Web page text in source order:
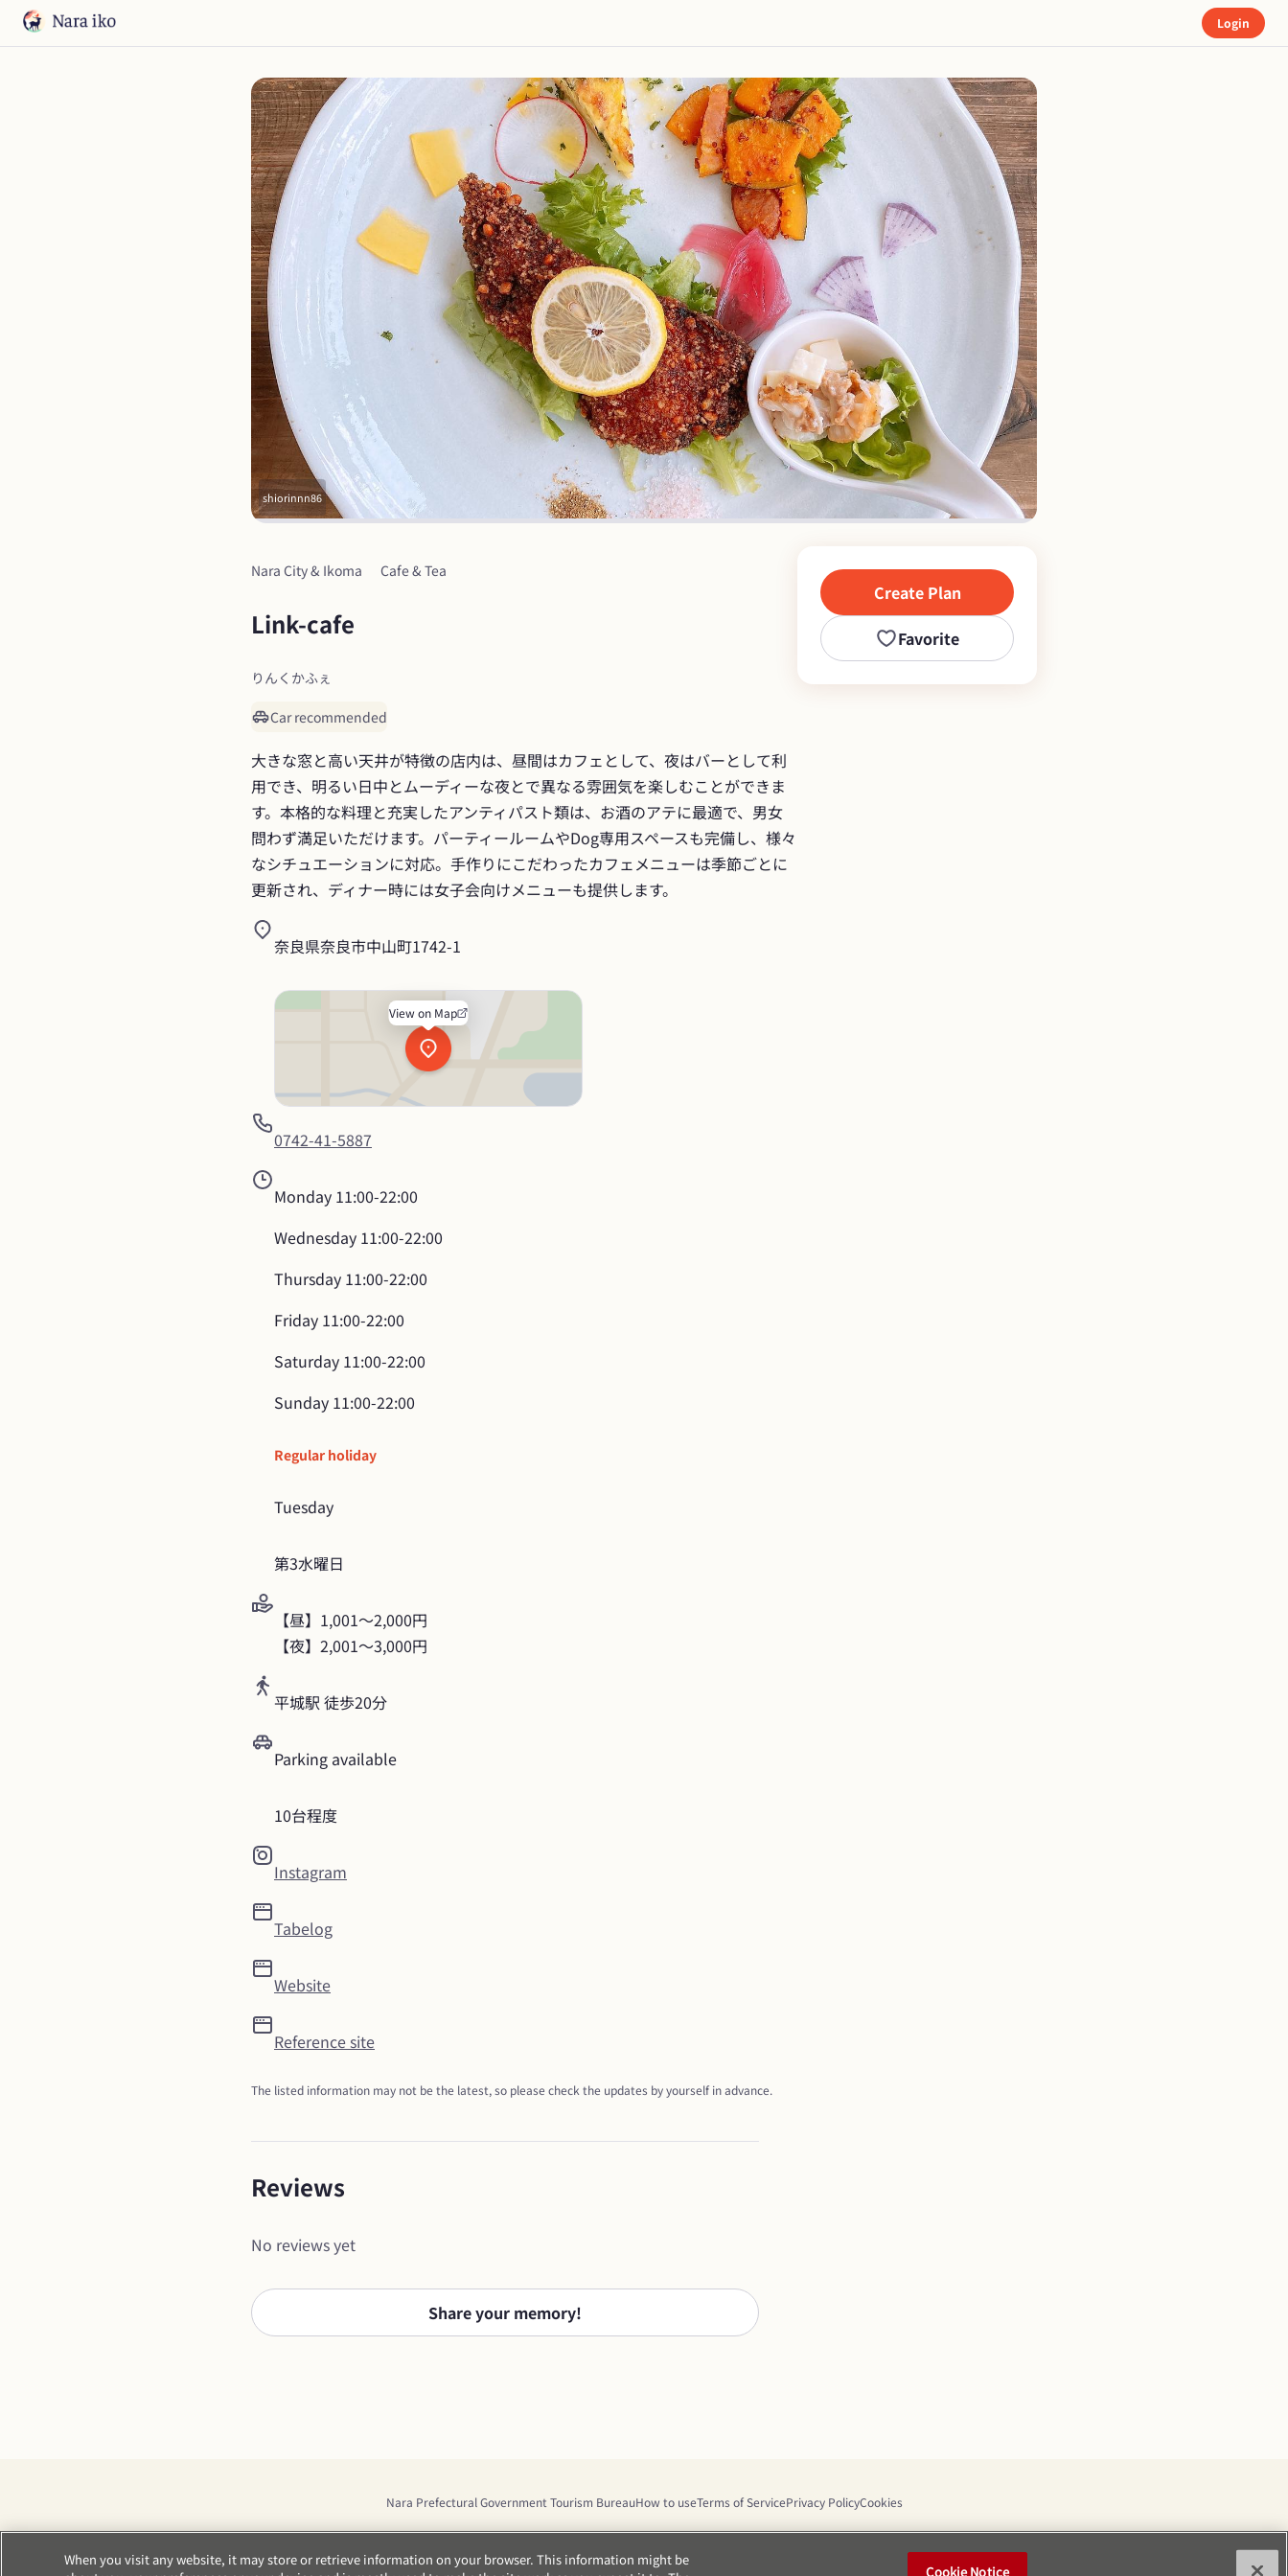
Login
shiorinnn86
Nara City & Ikoma Cafe & Tea
Link-cafe
りんくかふぇ
Car recommended
大きな窓と高い天井が特徴の店内は、昼間はカフェとして、夜はバーとして利
用でき、明るい日中とムーディーな夜とで異なる雰囲気を楽しむことができま
す。本格的な料理と充実したアンティパスト類は、お酒のアテに最適で、男女
問わず満足いただけます。パーティールームやDog専用スペースも完備し、様々
なシチュエーションに対応。手作りにこだわったカフェメニューは季節ごとに
更新され、ディナー時には女子会向けメニューも提供します。
奈良県奈良市中山町1742-1
View on Map
0742-41-5887
Monday 11:00-22:00
Wednesday 11:00-22:00
Thursday 11:00-22:00
Friday 11:00-22:00
Saturday 11:00-22:00
Sunday 11:00-22:00
Regular holiday
Tuesday
第3水曜日
【昼】1,001〜2,000円
【夜】2,001〜3,000円
平城駅 徒歩20分
Parking available
10台程度
Instagram
Tabelog
Website
Reference site
The listed information may not be the latest, so please check the updates by yourself in advance.
Create Plan
Favorite
Reviews
No reviews yet
Share your memory!
Nara Prefectural Government Tourism BureauHow to useTerms of ServicePrivacy PolicyCookies
When you visit any website, it may store or retrieve information on your browser. This information might be
Cookie Notice